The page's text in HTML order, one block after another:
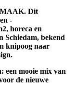
Dit
-
horeca en
Schiedam, bekend
knipoog naar
een mooie mix van
de nieuwe